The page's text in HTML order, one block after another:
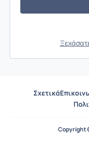
Σχετικά
Copyright